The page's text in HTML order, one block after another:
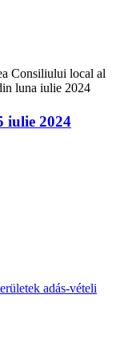
Consiliului local al
luna iulie 2024
iulie 2024
adás-vételi